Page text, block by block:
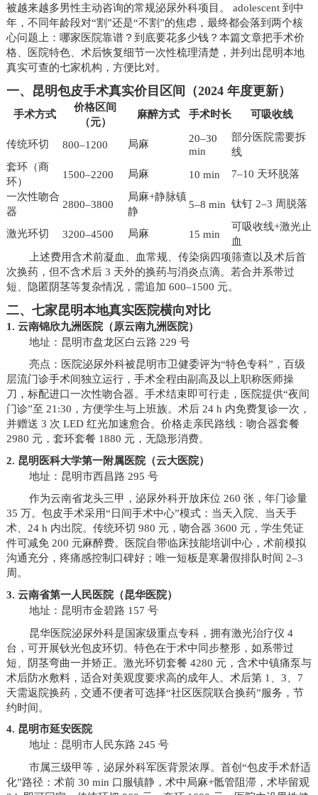
被越来越多男性主动咨询的常规泌尿外科项目。 adolescent 到中
年，不同年龄段对“割”还是“不割”的焦虑，最终都会落到两个核
心问题上：哪家医院靠谱？到底要花多少钱？本篇文章把手术价
格、医院特色、术后恢复细节一次性梳理清楚，并列出昆明本地
真实可查的七家机构，方便比对。
一、昆明包皮手术真实价目区间（2024 年度更新）
手术方式
价格区间
（元）
麻醉方式 手术时长 可吸收线
传统环切 800–1200 局麻
20–30
min
部分医院需要拆
线
套环（商
环）
1500–2200 局麻 10 min
7–10 天环脱落
一次性吻合
器
2800–3800
局麻+静脉镇
静
5–8 min 钛钉 2–3 周脱落
激光环切 3200–4500 局麻 15 min
可吸收线+激光止
血
上述费用含术前凝血、血常规、传染病四项筛查以及术后首
次换药，但不含术后 3 天外的换药与消炎点滴。若合并系带过
短、隐匿阴茎等复杂情况，需追加 600–1500 元。
二、七家昆明本地真实医院横向对比
1. 云南锦欣九洲医院（原云南九洲医院）
地址：昆明市盘龙区白云路 229 号
亮点：医院泌尿外科被昆明市卫健委评为“特色专科”，百级
层流门诊手术间独立运行，手术全程由副高及以上职称医师操
刀，标配进口一次性吻合器。手术结束即可行走，医院提供“夜间
门诊”至 21:30，方便学生与上班族。术后 24 h 内免费复诊一次，
并赠送 3 次 LED 红光加速愈合。价格走亲民路线：吻合器套餐
2980 元，套环套餐 1880 元，无隐形消费。
2. 昆明医科大学第一附属医院（云大医院）
地址：昆明市西昌路 295 号
作为云南省龙头三甲，泌尿外科开放床位 260 张，年门诊量
35 万。包皮手术采用“日间手术中心”模式：当天入院、当天手
术、24 h 内出院。传统环切 980 元，吻合器 3600 元，学生凭证
件可减免 200 元麻醉费。医院自带临床技能培训中心，术前模拟
沟通充分，疼痛感控制口碑好；唯一短板是寒暑假排队时间 2–3
周。
3. 云南省第一人民医院（昆华医院）
地址：昆明市金碧路 157 号
昆华医院泌尿外科是国家级重点专科，拥有激光治疗仪 4
台，可开展钬光包皮环切。特色在于术中同步整形，如系带过
短、阴茎弯曲一并矫正。激光环切套餐 4280 元，含术中镇痛泵与
术后防水敷料，适合对美观度要求高的成年人。术后第 1、3、7
天需返院换药，交通不便者可选择“社区医院联合换药”服务，节
约时间。
4. 昆明市延安医院
地址：昆明市人民东路 245 号
市属三级甲等，泌尿外科军医背景浓厚。首创“包皮手术舒适
化”路径：术前 30 min 口服镇静，术中局麻+骶管阻滞，术毕留观